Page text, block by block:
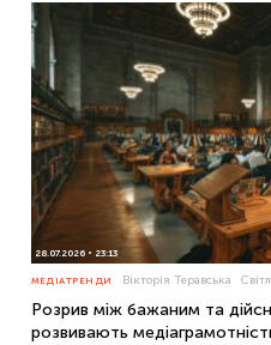
28.07.2026 23:13
МЕДІАТРЕНДИ Вікторія Теравська
Розрив між бажаним та
розвивають